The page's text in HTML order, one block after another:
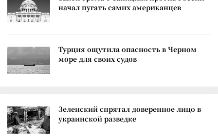
начал пугать самих американцев
Турция ощутила опасность в Черном
море для своих судов
Зеленский спрятал доверенное лицо в
украинской разведке